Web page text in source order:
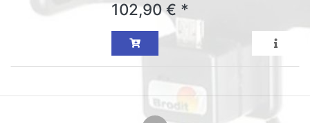
102,90 € *